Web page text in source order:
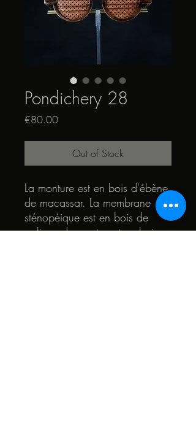
Pondichery 28
€80.00Price
Out of Stock
La monture est en bois d'ébène
de macassar. La membrane
sténopéique est en bois de
palissandre santos et en bois